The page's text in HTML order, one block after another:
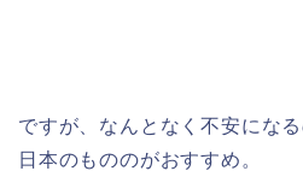
ですが、なんとなく不安にな
日本のもののがおすすめ。